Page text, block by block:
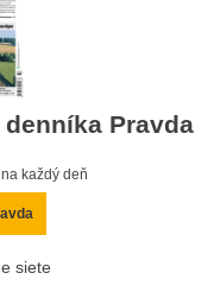
Pravda
každý deň
siete